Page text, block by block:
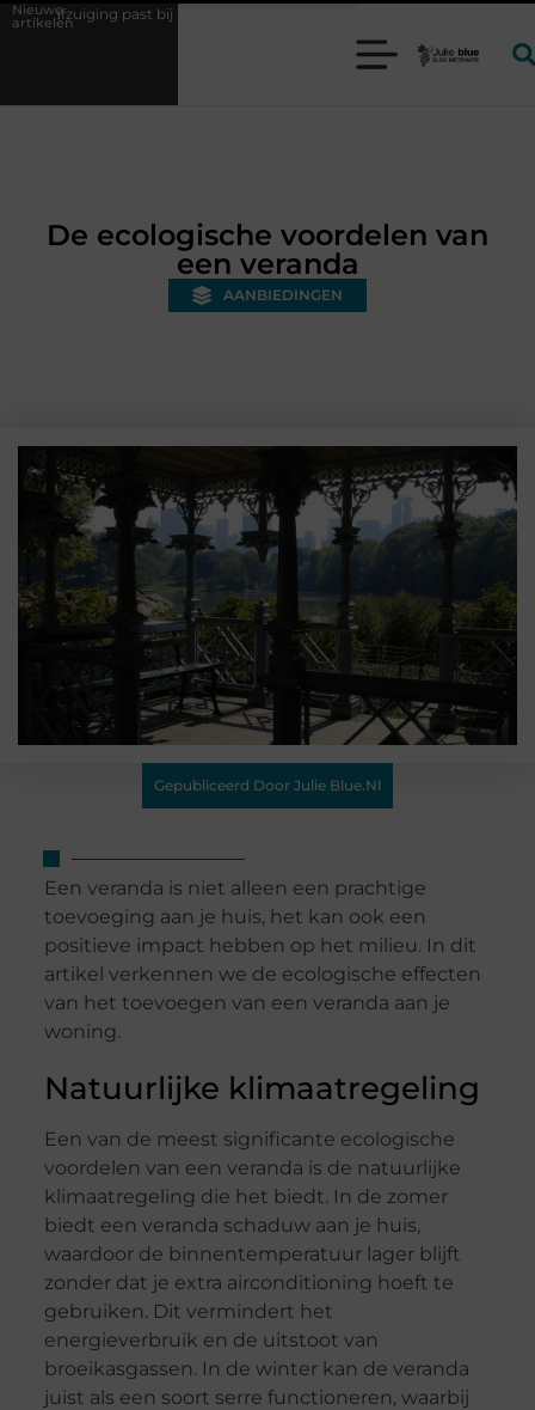
Nieuwe
artikelen
productieproces?
De ecologische voordelen van
een veranda
AANBIEDINGEN
Gepubliceerd Door Julie Blue.nl
Een veranda is niet alleen een prachtige
toevoeging aan je huis, het kan ook een
positieve impact hebben op het milieu. In dit
artikel verkennen we de ecologische effecten
van het toevoegen van een veranda aan je
woning.
Natuurlijke klimaatregeling
Een van de meest significante ecologische
voordelen van een veranda is de natuurlijke
klimaatregeling die het biedt. In de zomer
biedt een veranda schaduw aan je huis,
waardoor de binnentemperatuur lager blijft
zonder dat je extra airconditioning hoeft te
gebruiken. Dit vermindert het
energieverbruik en de uitstoot van
broeikasgassen. In de winter kan de veranda
juist als een soort serre functioneren, waarbij